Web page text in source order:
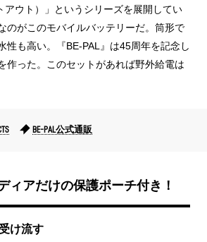
アウト）」というシリーズを展開してい
のがこのモバイルバッテリーだ。筒形で
性も高い。『BE-PAL』は45周年を記念し
作った。このセットがあれば野外給電は
BE-PAL公式通販
ィアだけの保護ポーチ付き！
け流す